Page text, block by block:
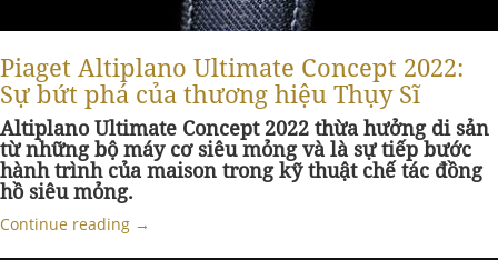
Piaget Altiplano Ultimate Concept 2022:
Sự bứt phá của thương hiệu Thụy Sĩ
Altiplano Ultimate Concept 2022 thừa hưởng di sản
từ những bộ máy cơ siêu mỏng và là sự tiếp bước
hành trình của maison trong kỹ thuật chế tác đồng
hồ siêu mỏng.
Continue reading →